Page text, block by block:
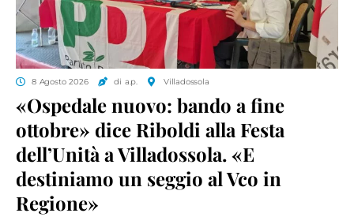
8 Agosto 2026 di a.p. Villadossola
«Ospedale nuovo: bando a fine
ottobre» dice Riboldi alla Festa
dell’Unità a Villadossola. «E
destiniamo un seggio al Vco in
Regione»